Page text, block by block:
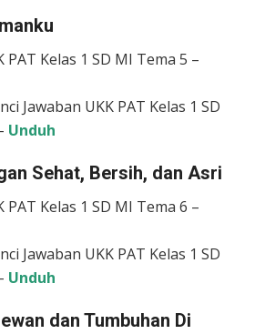
PAT Kelas 1 SD MI Tema 5 –
Jawaban UKK PAT Kelas 1 SD
Unduh
Sehat, Bersih, dan Asri
PAT Kelas 1 SD MI Tema 6 –
Jawaban UKK PAT Kelas 1 SD
Unduh
dan Tumbuhan Di